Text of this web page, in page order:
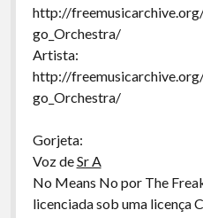
http://
go_Orchestra/
Artista:
http://
go_Orchestra/
Gorjeta:
Voz deSr A
No Means No por The
licenciada sob uma licença